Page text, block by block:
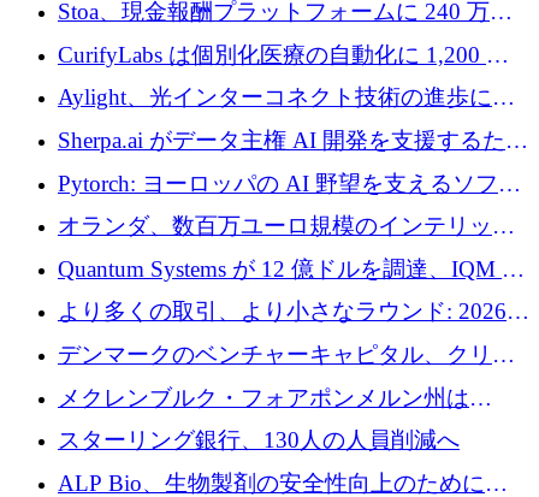
Stoa、現金報酬プラットフォームに 240 万ド
ルを確保
CurifyLabs は個別化医療の自動化に 1,200 万
ユーロを寄付
Aylight、光インターコネクト技術の進歩に向
けて450万ユーロのプレシードラウンドを終了
Sherpa.ai がデータ主権 AI 開発を支援するため
に 1,800 万ドルを調達
Pytorch: ヨーロッパの AI 野望を支えるソフト
ウェア層
オランダ、数百万ユーロ規模のインテリック
との提携で軍用ドローンにソフトウェアファ
ースト戦略を採用
Quantum Systems が 12 億ドルを調達、IQM が
米国の主要取引所で初の欧州量子企業とな
る、6 月に欧州のスタートアップ資金調達
より多くの取引、より小さなラウンド: 2026
年 6 月に欧州のスタートアップ資金調達
デンマークのベンチャーキャピタル、クリメ
ンタム・キャピタルが気候変動対策ハードウ
ェア投資として初回クローズで6,000万ユーロ
を確保
メクレンブルク・フォアポンメルン州は
Nextcloud を州全体に展開し、オープンソース
戦略を拡大
スターリング銀行、130人の人員削減へ
ALP Bio、生物製剤の安全性向上のために